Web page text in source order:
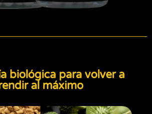
biológica para volver a
al máximo